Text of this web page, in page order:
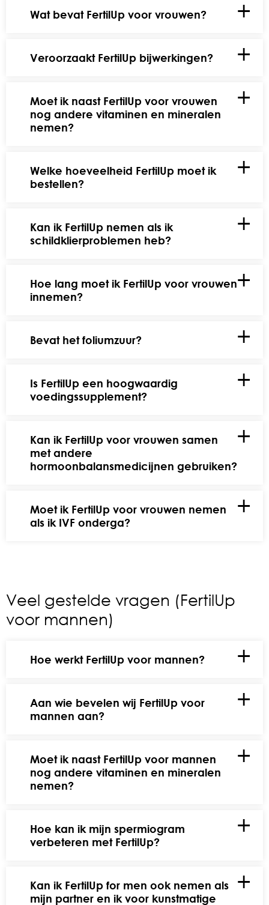
Wat bevat FertilUp voor vrouwen?
Veroorzaakt FertilUp bijwerkingen?
Moet ik naast FertilUp voor vrouwen
nog andere vitaminen en mineralen
nemen?
Welke hoeveelheid FertilUp moet ik
bestellen?
Kan ik FertilUp nemen als ik
schildklierproblemen heb?
Hoe lang moet ik FertilUp voor vrouwen
innemen?
Bevat het foliumzuur?
Is FertilUp een hoogwaardig
voedingssupplement?
Kan ik FertilUp voor vrouwen samen
met andere
hormoonbalansmedicijnen gebruiken?
Moet ik FertilUp voor vrouwen nemen
als ik IVF onderga?
Veel gestelde vragen (FertilUp
voor mannen)
Hoe werkt FertilUp voor mannen?
Aan wie bevelen wij FertilUp voor
mannen aan?
Moet ik naast FertilUp voor mannen
nog andere vitaminen en mineralen
nemen?
Hoe kan ik mijn spermiogram
verbeteren met FertilUp?
Kan ik FertilUp for men ook nemen als
mijn partner en ik voor kunstmatige